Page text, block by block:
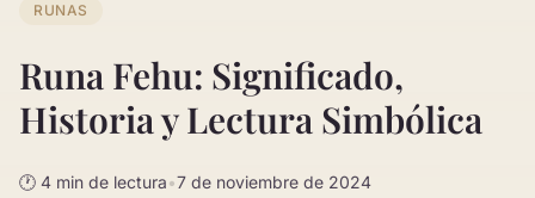
RUNAS
Runa Fehu: Significado,
Historia y Lectura Simbólica
🕐 4 min de lectura•7 de noviembre de 2024